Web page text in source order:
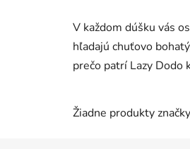
V každom dúšku vás
hľadajú chuťovo
prečo patrí Lazy Dodo
Žiadne produkty značky